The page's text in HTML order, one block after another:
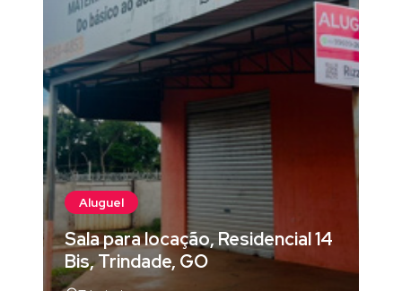
Aluguel
Sala para locação, Residencial 14
Bis, Trindade, GO